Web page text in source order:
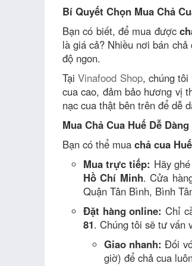
Bí Quyết Chọn Mua Chả
Bạn có biết, để mua được
là giá cả? Nhiều nơi bán
độ ngon.
TạiVinafood Shop, chúng tôi
cua cao, đảm bảo hương vị
nạc cua thật bên trên để dễ
Mua Chả Cua Huế Dễ
Bạn có thể mua chả cua
Mua trực tiếp: Hãy
Hồ Chí Minh. Cửa
Quận Tân Bình, Bình
Đặt hàng online: Chỉ
81. Chúng tôi sẽ tư vấn
Giao nhanh: Đối
giờ) để chả cua